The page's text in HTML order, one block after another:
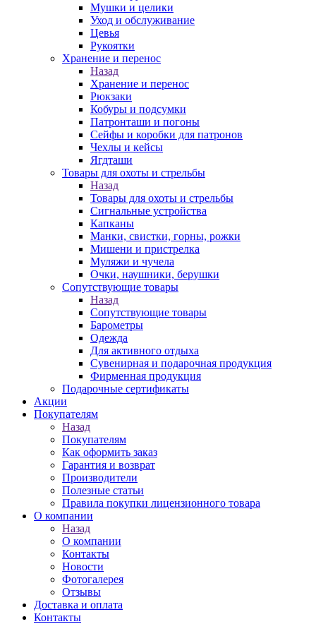
Мушки и целики
Уход и обслуживание
Цевья
Рукоятки
Хранение и перенос
Назад
Хранение и перенос
Рюкзаки
Кобуры и подсумки
Патронташи и погоны
Сейфы и коробки для патронов
Чехлы и кейсы
Ягдташи
Товары для охоты и стрельбы
Назад
Товары для охоты и стрельбы
Сигнальные устройства
Капканы
Манки, свистки, горны, рожки
Мишени и пристрелка
Муляжи и чучела
Очки, наушники, берушки
Сопутствующие товары
Назад
Сопутствующие товары
Барометры
Одежда
Для активного отдыха
Сувенирная и подарочная продукция
Фирменная продукция
Подарочные сертификаты
Акции
Покупателям
Назад
Покупателям
Как оформить заказ
Гарантия и возврат
Производители
Полезные статьи
Правила покупки лицензионного товара
О компании
Назад
О компании
Контакты
Новости
Фотогалерея
Отзывы
Доставка и оплата
Контакты